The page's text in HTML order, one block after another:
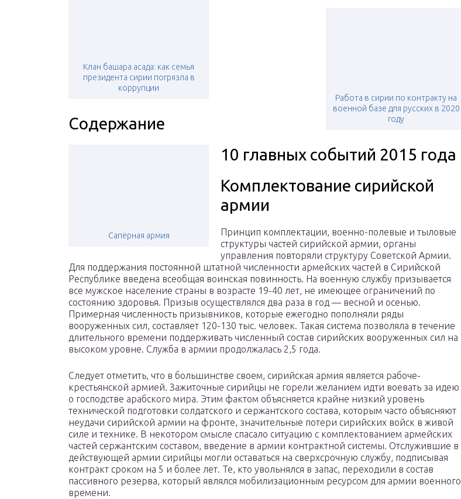
Клан башара асада: как семья
президента сирии погрязла в
коррупции
Работа в сирии по контракту на
военной базе для русских в 2020
году
Содержание
Сапёрная армия
10 главных событий 2015 года
Комплектование сирийской
армии
Принцип комплектации, военно-полевые и тыловые
структуры частей сирийской армии, органы
управления повторяли структуру Советской Армии.
Для поддержания постоянной штатной численности армейских частей в Сирийской
Республике введена всеобщая воинская повинность. На военную службу призывается
все мужское население страны в возрасте 19-40 лет, не имеющее ограничений по
состоянию здоровья. Призыв осуществлялся два раза в год — весной и осенью.
Примерная численность призывников, которые ежегодно пополняли ряды
вооруженных сил, составляет 120-130 тыс. человек. Такая система позволяла в течение
длительного времени поддерживать численный состав сирийских вооруженных сил на
высоком уровне. Служба в армии продолжалась 2,5 года.
Следует отметить, что в большинстве своем, сирийская армия является рабоче-
крестьянской армией. Зажиточные сирийцы не горели желанием идти воевать за идею
о господстве арабского мира. Этим фактом объясняется крайне низкий уровень
технической подготовки солдатского и сержантского состава, которым часто объясняют
неудачи сирийской армии на фронте, значительные потери сирийских войск в живой
силе и технике. В некотором смысле спасало ситуацию с комплектованием армейских
частей сержантским составом, введение в армии контрактной системы. Отслужившие в
действующей армии сирийцы могли оставаться на сверхсрочную службу, подписывая
контракт сроком на 5 и более лет. Те, кто увольнялся в запас, переходили в состав
пассивного резерва, который являлся мобилизационным ресурсом для армии военного
времени.